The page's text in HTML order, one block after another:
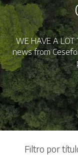
WE HAVE A LOT
news from
Filtro por